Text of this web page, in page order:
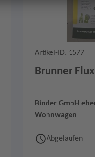
Artikel-ID: 1577
Brunner
Binder GmbH
Wohnwagen
Abgelaufen